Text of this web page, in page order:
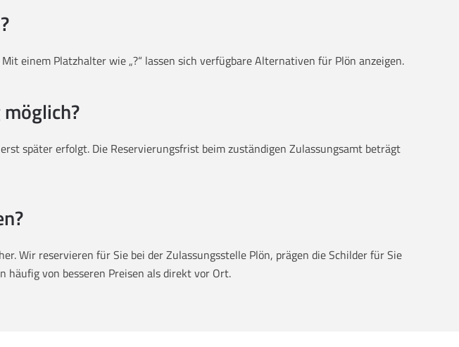
einem Platzhalter wie „?“ lassen sich verfügbare Alternativen für Plön anzeigen.
später erfolgt. Die Reservierungsfrist beim zuständigen Zulassungsamt beträgt
Wir reservieren für Sie bei der Zulassungsstelle Plön, prägen die Schilder für Sie
von besseren Preisen als direkt vor Ort.